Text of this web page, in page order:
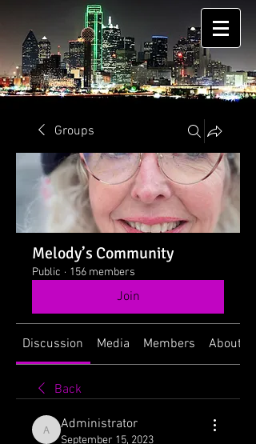
Groups
Melody’s Community
Public · 156 members
Join
Discussion Media Members About
Back
Administrator
Administrator
September 15, 2023